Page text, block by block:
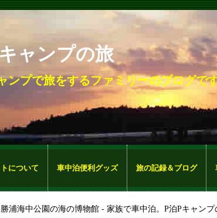
ャンプの旅
ンプで旅をするファミリーのブログで
について 車中泊便利グッズ 旅の記録＆ブログ
浦海中公園の海の博物館 - 家族で車中泊。P泊Pキャンプ